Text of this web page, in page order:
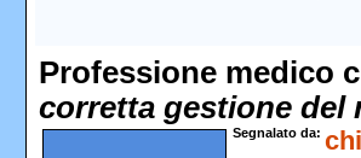
Professione medico
corretta gestione del
Segnalato da